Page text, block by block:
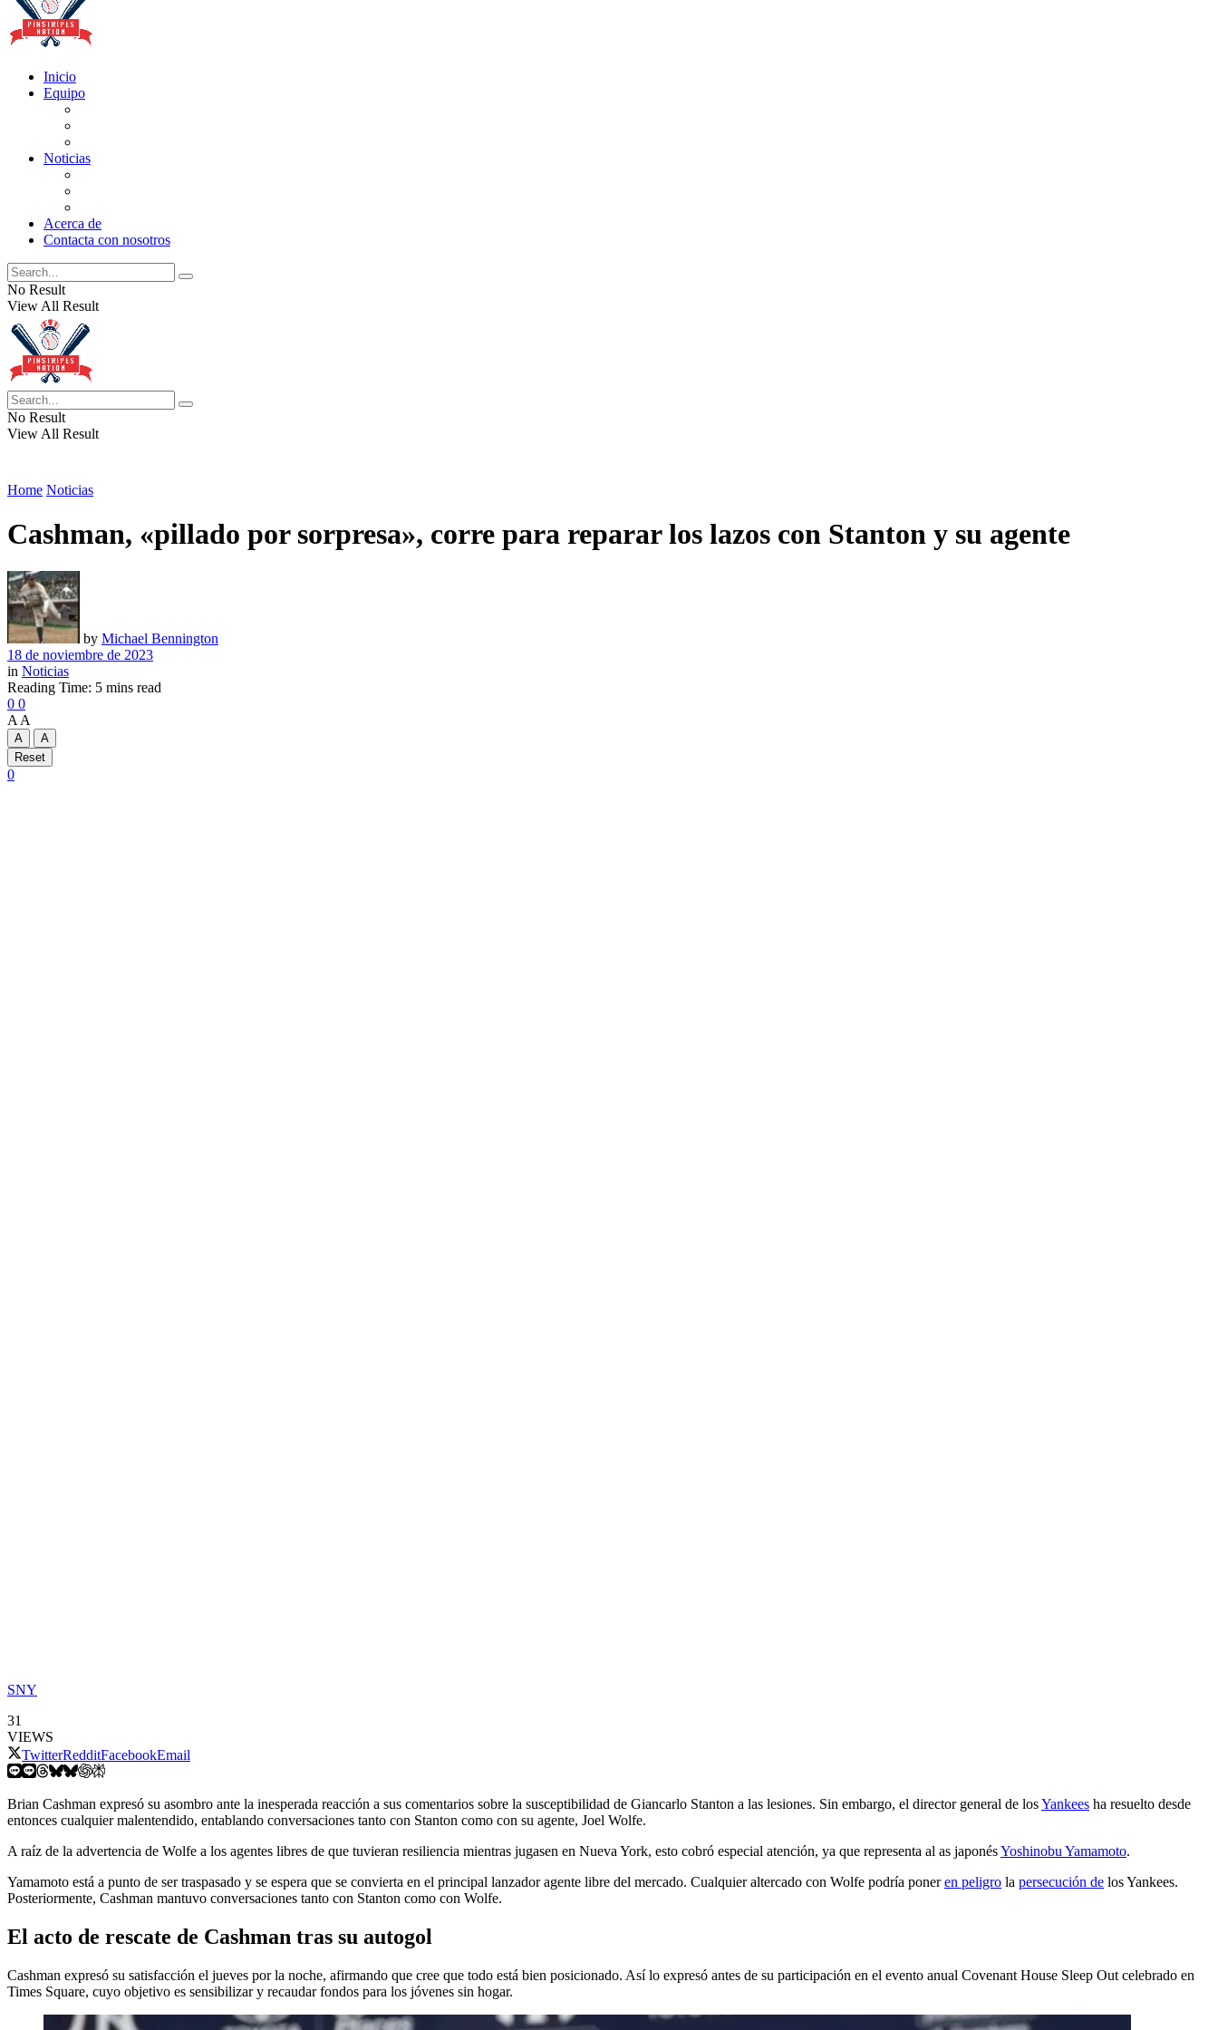
to
Inicio
Equipo
Noticias
Acerca de
Contacta con nosotros
No Result
View All Result
No Result
View All Result
Home Noticias
Cashman, «pillado por sorpresa», corre para reparar los lazos con Stanton y su agente
by Michael Bennington
18 de noviembre de 2023
in Noticias
Reading Time: 5 mins read
0 0
A A
A
A
Reset
0
SNY
31
VIEWS
TwitterRedditFacebookEmail
Brian Cashman expresó su asombro ante la inesperada reacción a sus comentarios sobre la susceptibilidad de Giancarlo Stanton a las lesiones. Sin embargo, el director general de losYankees ha resuelto desde
entonces cualquier malentendido, entablando conversaciones tanto con Stanton como con su agente, Joel Wolfe.
A raíz de la advertencia de Wolfe a los agentes libres de que tuvieran resiliencia mientras jugasen en Nueva York, esto cobró especial atención, ya que representa al as japonésYoshinobu Yamamoto.
Yamamoto está a punto de ser traspasado y se espera que se convierta en el principal lanzador agente libre del mercado. Cualquier altercado con Wolfe podría poneren peligro la persecución de los Yankees.
Posteriormente, Cashman mantuvo conversaciones tanto con Stanton como con Wolfe.
El acto de rescate de Cashman tras su autogol
Cashman expresó su satisfacción el jueves por la noche, afirmando que cree que todo está bien posicionado. Así lo expresó antes de su participación en el evento anual Covenant House Sleep Out celebrado en
Times Square, cuyo objetivo es sensibilizar y recaudar fondos para los jóvenes sin hogar.